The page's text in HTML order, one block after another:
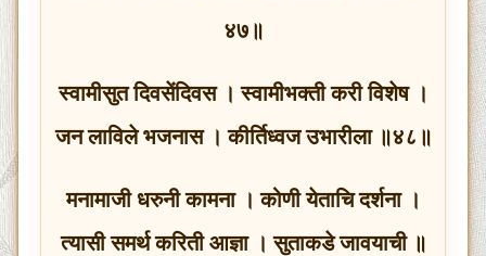
४७॥
स्वामीसुत दिवसेंदिवस । स्वामीभक्ती करी विशेष ।
जन लाविले भजनास । कीर्तिध्वज उभारीला ॥४८॥
मनामाजी धरुनी कामना । कोणी येताचि दर्शना ।
त्यासी समर्थ करिती आज्ञा । सुताकडे जावयाची ॥